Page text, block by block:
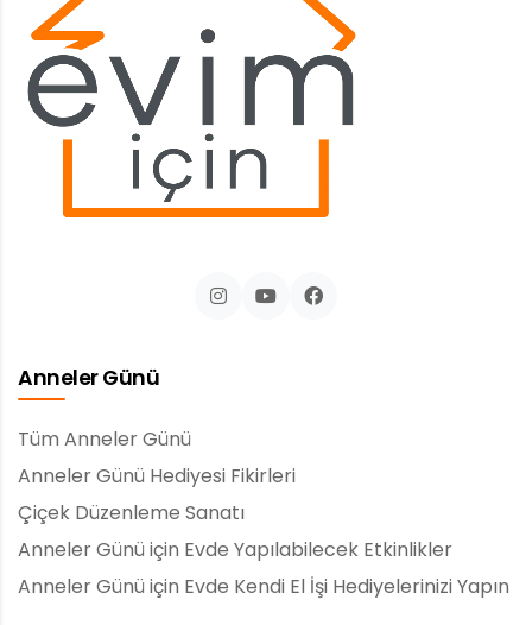
Anneler Günü
Tüm Anneler Günü
Anneler Günü Hediyesi Fikirleri
Çiçek Düzenleme Sanatı
Anneler Günü için Evde Yapılabilecek Etkinlikler
Anneler Günü için Evde Kendi El İşi Hediyelerinizi Yapın